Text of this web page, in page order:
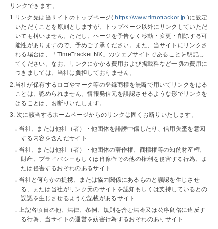
リンクできます。
リンク先は当サイトのトップページ( https://www.timetracker.jp )に設定
いただくことを原則としますが、トップページ以外にリンクしていただ
いても構いません。ただし、ページを予告なく移動・変更・削除する可
能性がありますので、予めご了承ください。また、当サイトにリンクさ
れる場合は、「TimeTracker NX」のウェブサイトであることを明記し
てください。なお、リンクにかかる費用および掲載料など一切の費用に
つきましては、当社は負担しておりません。
当社が保有するロゴやマーク等の登録商標を無断で用いてリンクをはる
ことは、認められません。情報発信元を誤認させるような形でリンクを
はることは、お断りいたします。
次に該当するホームページからのリンクは固くお断りいたします。
当社、または他社（者）・他団体を誹謗中傷したり、信用失墜を意図
する内容を含んだサイト
当社、または他社（者）・他団体の著作権、商標権等の知的財産権、
財産、プライバシーもしくは肖像権その他の権利を侵害する行為、ま
たは侵害するおそれのあるサイト
当社と何らかの提携、または協力関係にあるものと誤認を生じさせ
る、または当社がリンク元のサイトを認知もしくは支持しているとの
誤認を生じさせるような記載があるサイト
上記各項目の他、法律、条例、規則を含む法令又は公序良俗に違反す
る行為、当サイトの運営を妨害行為するおそれのありサイト